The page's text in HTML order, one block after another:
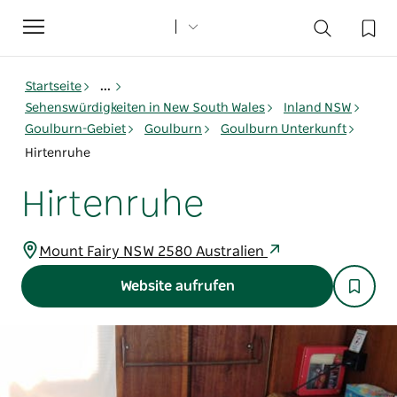
Toggle
navigation
Startseite
...
Sehenswürdigkeiten in New South Wales
Inland NSW
Goulburn-Gebiet
Goulburn
Goulburn Unterkunft
Hirtenruhe
Hirtenruhe
Mount Fairy NSW 2580 Australien
Website aufrufen